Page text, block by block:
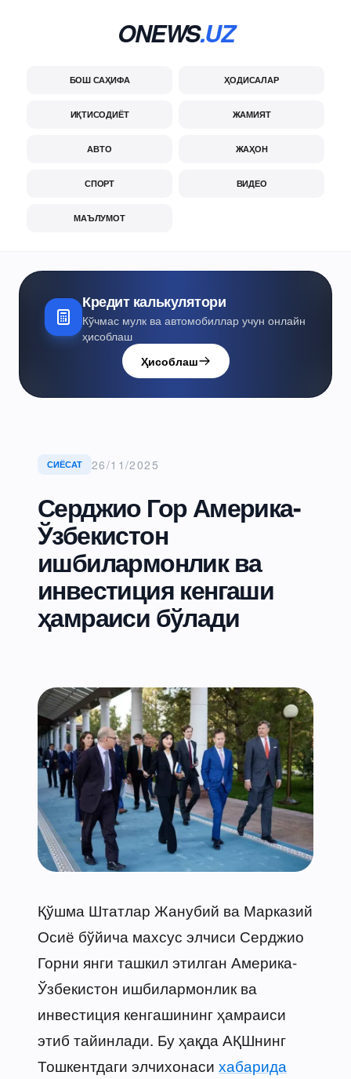
ONEWS.UZ
БОШ САҲИФА ҲОДИСАЛАР
ИҚТИСОДИЁТ ЖАМИЯТ
АВТО ЖАҲОН
СПОРТ ВИДЕО
МАЪЛУМОТ
Кредит калькулятори
Кўчмас мулк ва автомобиллар учун онлайн
ҳисоблаш
Ҳисоблаш
СИЁСАТ 26/11/2025
Серджио Гор Америка-
Ўзбекистон
ишбилармонлик ва
инвестиция кенгаши
ҳамраиси бўлади
Қўшма Штатлар Жанубий ва Марказий
Осиё бўйича махсус элчиси Серджио
Горни янги ташкил этилган Америка-
Ўзбекистон ишбилармонлик ва
инвестиция кенгашининг ҳамраиси
этиб тайинлади. Бу ҳақда АҚШнинг
Тошкентдаги элчихонаси хабарида